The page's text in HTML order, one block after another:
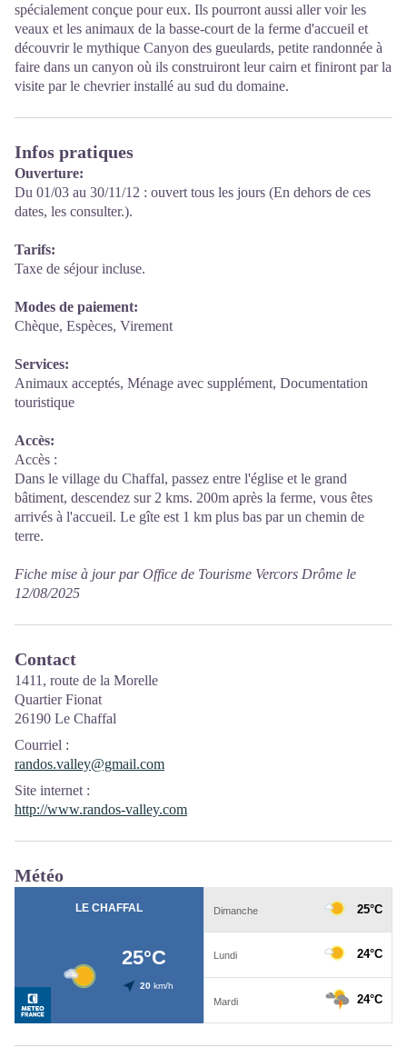
spécialement conçue pour eux. Ils pourront aussi aller voir les
veaux et les animaux de la basse-court de la ferme d'accueil et
découvrir le mythique Canyon des gueulards, petite randonnée à
faire dans un canyon où ils construiront leur cairn et finiront par la
visite par le chevrier installé au sud du domaine.
Infos pratiques
Ouverture:
Du 01/03 au 30/11/12 : ouvert tous les jours (En dehors de ces
dates, les consulter.).
Tarifs:
Taxe de séjour incluse.
Modes de paiement:
Chèque, Espèces, Virement
Services:
Animaux acceptés, Ménage avec supplément, Documentation
touristique
Accès:
Accès :
Dans le village du Chaffal, passez entre l'église et le grand
bâtiment, descendez sur 2 kms. 200m après la ferme, vous êtes
arrivés à l'accueil. Le gîte est 1 km plus bas par un chemin de
terre.
Fiche mise à jour par Office de Tourisme Vercors Drôme le
12/08/2025
Contact
1411, route de la Morelle
Quartier Fionat
26190 Le Chaffal
Courriel :
randos.valley@gmail.com
Site internet :
http://www.randos-valley.com
Météo